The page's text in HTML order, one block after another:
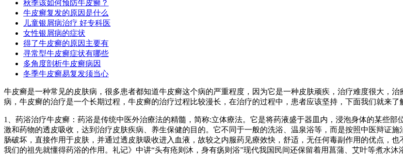
秋季该如何预防牛皮癣？
牛皮癣复发的原因是什么
儿童银屑病治疗 好专科医
女性银屑病的症状
得了牛皮癣的原因主要有
寻常型牛皮癣症状有哪些
多角度剖析牛皮癣病因
冬季牛皮癣易复发须当心
牛皮癣是一种常见的皮肤病，很多患者都知道牛皮癣这个病的严重程度，因为它是一种皮肤顽疾，治疗难度很大，
病，牛皮癣的治疗是一个长期过程，牛皮癣的治疗过程比较漫长，在治疗的过程中，患者应该坚持，下面我们就来了
1、药浴治疗牛皮癣：药浴是传统中医外治療法的精髓，简称:立体療法。它是将药液盛于器皿内，浸泡身体的某些
激和药物的透皮吸收，达到治疗皮肤疾病、养生保健的目的。它不同于一般的洗浴、温泉浴等，而是按照中医辩证
肠破坏，直接作用于皮肤，并通过透皮肤吸收进入血液，故较之内服药见療效快，舒适，无任何毒副作用的优点，也
我们的祖先就懂得药浴的作用。礼记》中讲“头有疮则沐，身有疡则浴”现代我国民间还保留着用菖蒲、艾叶等煮水沐